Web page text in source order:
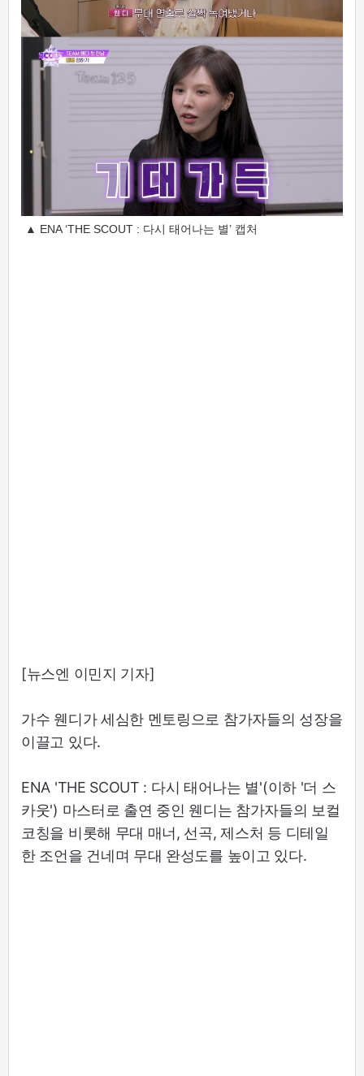
▲ ENA ‘THE SCOUT : 다시 태어나는 별’ 캡처
[뉴스엔 이민지 기자]
가수 웬디가 세심한 멘토링으로 참가자들의 성장을
이끌고 있다.
ENA 'THE SCOUT : 다시 태어나는 별'(이하 '더 스
카웃') 마스터로 출연 중인 웬디는 참가자들의 보컬
코칭을 비롯해 무대 매너, 선곡, 제스처 등 디테일
한 조언을 건네며 무대 완성도를 높이고 있다.